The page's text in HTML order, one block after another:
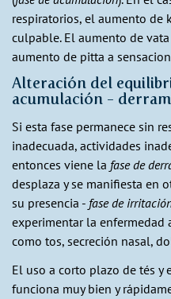
respiratorios, el aumento de
culpable. El aumento de
aumento de pitta a
Alteración del
acumulación -
Si esta fase permanece sin
inadecuada, actividades
entonces viene la fase de
desplaza y se manifiesta en
su presencia - fase de
experimentar la enfermedad
como tos, secreción nasal,
El uso a corto plazo de tés y
funciona muy bien y